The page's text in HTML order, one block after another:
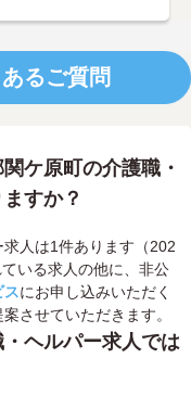
るご質問
ケ原町の介護職・
すか？
人は1件あります（202
いる求人の他に、非公
スにお申し込みいただく
させていただきます。
ヘルパー求人では